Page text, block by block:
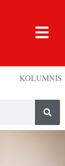
KOLUMNIS